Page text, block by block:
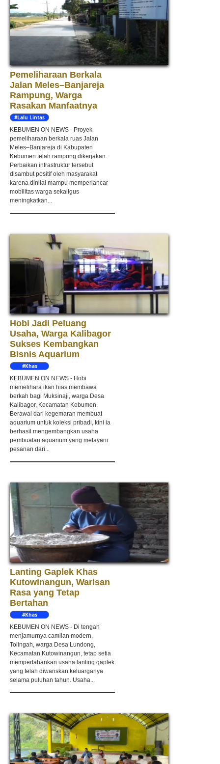
Pemeliharaan Berkala
Jalan Meles–Banjareja
Rampung, Warga
Rasakan Manfaatnya
#Lalu Lintas
KEBUMEN ON NEWS - Proyek
pemeliharaan berkala ruas Jalan
Meles–Banjareja di Kabupaten
Kebumen telah rampung dikerjakan.
Perbaikan infrastruktur tersebut
disambut positif oleh masyarakat
karena dinilai mampu memperlancar
mobilitas warga sekaligus
meningkatkan...
Hobi Jadi Peluang
Usaha, Warga Kalibagor
Sukses Kembangkan
Bisnis Aquarium
#Khas
KEBUMEN ON NEWS - Hobi
memelihara ikan hias membawa
berkah bagi Muksinaji, warga Desa
Kalibagor, Kecamatan Kebumen.
Berawal dari kegemaran membuat
aquarium untuk koleksi pribadi, kini ia
berhasil mengembangkan usaha
pembuatan aquarium yang melayani
pesanan dari...
Lanting Gaplek Khas
Kutowinangun, Warisan
Rasa yang Tetap
Bertahan
#Khas
KEBUMEN ON NEWS - Di tengah
menjamurnya camilan modern,
Tolingah, warga Desa Lundong,
Kecamatan Kutowinangun, tetap setia
mempertahankan usaha lanting gaplek
yang telah diwariskan keluarganya
selama puluhan tahun. Usaha...